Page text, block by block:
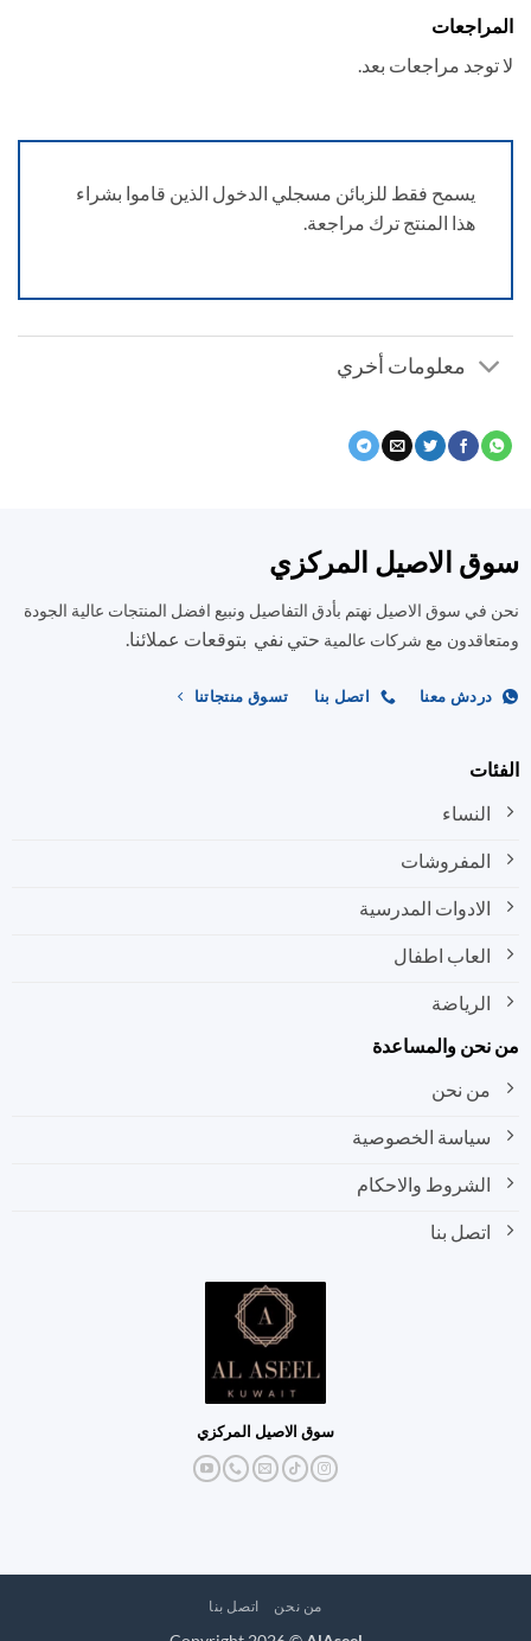
مراجعات بعد.
يسمح فقط للزبائن مسجلي الدخول الذين قاموا بشراء
هذا المنتج ترك مراجعة.
معلومات أخري
الاصيل المركزي
سوق الاصيل نهتم بأدق التفاصيل ونبيع افضل المنتجات عالية الجودة
مع شركات عالميةحتي نفي بتوقعات عملائنا.
دردش معنا اتصل بنا تسوق منتجاتنا
النساء
المفروشات
الادوات المدرسية
العاب اطفال
الرياضة
والمساعدة
من نحن
سياسة الخصوصية
الشروط والاحكام
اتصل بنا
سوق الاصيل المركزي
من نحن اتصل بنا